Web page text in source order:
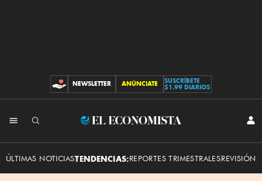
CONTRIBUCIONES
NEWSLETTER ANÚNCIATE
SUSCRÍBETE
$1.99 DIARIOS
El
ÚLTIMAS NOTICIASTENDENCIAS:REPORTES TRIMESTRALESREVISIÓN